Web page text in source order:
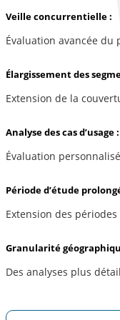
Veille concurrentielle :
Évaluation avancée du
Élargissement des
Extension de la
Analyse des cas d’usage :
Évaluation
Période d’étude
Extension des
Granularité
Des analyses plus